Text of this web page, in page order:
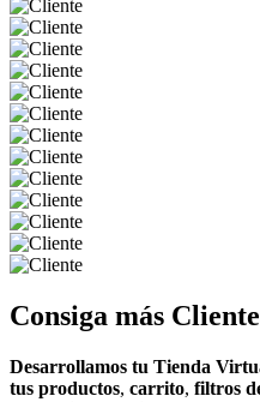
Consiga más
Desarrollamos tu Tienda
tus productos, carrito, filtros